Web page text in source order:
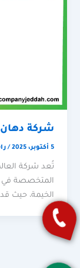
شركة
5 أكتوبر، 2025 /
تُعد شركة
المتخصصة في
الخيمة، حيث